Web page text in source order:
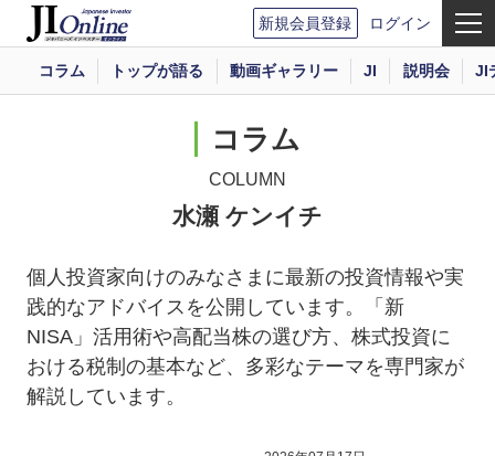
新規会員登録 ログイン
コラム トップが語る 動画ギャラリー JI 説明会 JI
コラム
COLUMN
水瀬 ケンイチ
個人投資家向けのみなさまに最新の投資情報や実
践的なアドバイスを公開しています。「新
NISA」活用術や高配当株の選び方、株式投資に
おける税制の基本など、多彩なテーマを専門家が
解説しています。